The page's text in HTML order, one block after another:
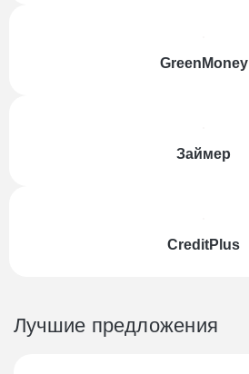
GreenMoney
Займер
CreditPlus
Лучшие предложения